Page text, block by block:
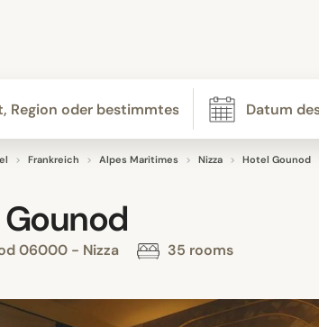
Frankreich Alpes Maritimes Nizza Hotel Gounod
06000 - Nizza 35 rooms